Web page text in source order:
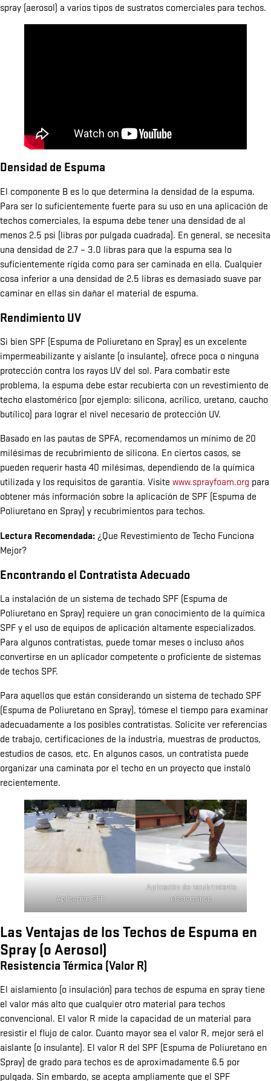
spray (aerosol) a varios tipos de sustratos comerciales para techos.
Densidad de Espuma
El componente B es lo que determina la densidad de la espuma.
Para ser lo suficientemente fuerte para su uso en una aplicación de
techos comerciales, la espuma debe tener una densidad de al
menos 2.5 psi (libras por pulgada cuadrada). En general, se necesita
una densidad de 2.7 – 3.0 libras para que la espuma sea lo
suficientemente rígida como para ser caminada en ella. Cualquier
cosa inferior a una densidad de 2.5 libras es demasiado suave par
caminar en ellas sin dañar el material de espuma.
Rendimiento UV
Si bien SPF (Espuma de Poliuretano en Spray) es un excelente
impermeabilizante y aislante (o insulante), ofrece poca o ninguna
protección contra los rayos UV del sol. Para combatir este
problema, la espuma debe estar recubierta con un revestimiento de
techo elastomérico (por ejemplo: silicona, acrílico, uretano, caucho
butílico) para lograr el nivel necesario de protección UV.
Basado en las pautas de SPFA, recomendamos un mínimo de 20
milésimas de recubrimiento de silicona. En ciertos casos, se
pueden requerir hasta 40 milésimas, dependiendo de la química
utilizada y los requisitos de garantía. Visite www.sprayfoam.org para
obtener más información sobre la aplicación de SPF (Espuma de
Poliuretano en Spray) y recubrimientos para techos.
Lectura Recomendada: ¿Que Revestimiento de Techo Funciona
Mejor?
Encontrando el Contratista Adecuado
La instalación de un sistema de techado SPF (Espuma de
Poliuretano en Spray) requiere un gran conocimiento de la química
SPF y el uso de equipos de aplicación altamente especializados.
Para algunos contratistas, puede tomar meses o incluso años
convertirse en un aplicador competente o proficiente de sistemas
de techos SPF.
Para aquellos que están considerando un sistema de techado SPF
(Espuma de Poliuretano en Spray), tómese el tiempo para examinar
adecuadamente a los posibles contratistas. Solicite ver referencias
de trabajo, certificaciones de la industria, muestras de productos,
estudios de casos, etc. En algunos casos, un contratista puede
organizar una caminata por el techo en un proyecto que instaló
recientemente.
Aplicación SPF
Aplicación de recubrimiento
elastomérico
Las Ventajas de los Techos de Espuma en
Spray (o Aerosol)
Resistencia Térmica (Valor R)
El aislamiento (o insulación) para techos de espuma en spray tiene
el valor más alto que cualquier otro material para techos
convencional. El valor R mide la capacidad de un material para
resistir el flujo de calor. Cuanto mayor sea el valor R, mejor será el
aislante (o insulante). El valor R del SPF (Espuma de Poliuretano en
Spray) de grado para techos es de aproximadamente 6.5 por
pulgada. Sin embardo, se acepta ampliamente que el SPF